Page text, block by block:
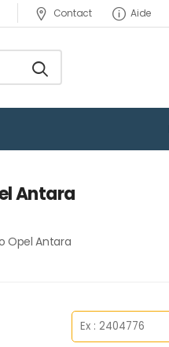
Contact Aide
Antara
Opel Antara